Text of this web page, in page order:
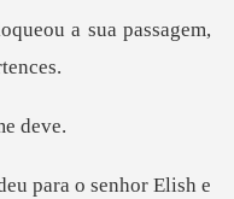
oqueou a sua passagem,
eu para o senhor Elish e